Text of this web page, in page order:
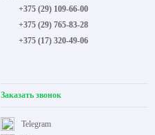
+375 (29) 109-66-00
+375 (29) 765-83-28
+375 (17) 320-49-06
Заказать звонок
Telegram